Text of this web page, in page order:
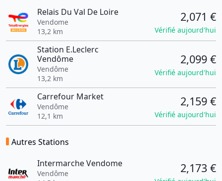
Relais Du Val De Loire
Vendome
13,2 km
2,071 €
Vérifié aujourd'hui
Station E.Leclerc
Vendôme
Vendôme
13,2 km
2,099 €
Vérifié aujourd'hui
Carrefour Market
Vendôme
12,1 km
2,159 €
Vérifié aujourd'hui
Autres Stations
Intermarche Vendome
Vendôme
2,173 €